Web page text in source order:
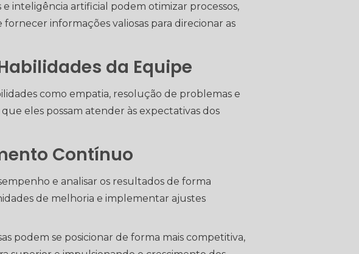
inteligência artificial podem otimizar processos,
informações valiosas para direcionar as
da Equipe
como empatia, resolução de problemas e
eles possam atender às expectativas dos
Contínuo
e analisar os resultados de forma
de melhoria e implementar ajustes
podem se posicionar de forma mais competitiva,